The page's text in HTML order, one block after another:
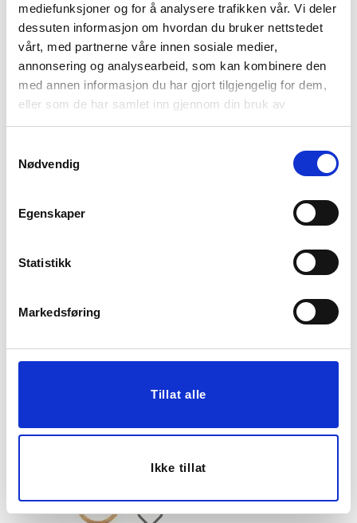
mediefunksjoner og for å analysere trafikken vår. Vi deler
dessuten informasjon om hvordan du bruker nettstedet
vårt, med partnerne våre innen sosiale medier,
annonsering og analysearbeid, som kan kombinere den
med annen informasjon du har gjort tilgjengelig for dem,
eller som de har samlet inn gjennom din bruk av
tjenestene deres.
Nødvendig
Egenskaper
Statistikk
Markedsføring
Tillat alle
Ikke tillat
199,00
159,20
KJØP
178,80
Før298,00
Vis mer
KORT LENKEKJEDE,
249,00
KJØP
KORT KJEDE, SIS
159,20
KJØP
20%